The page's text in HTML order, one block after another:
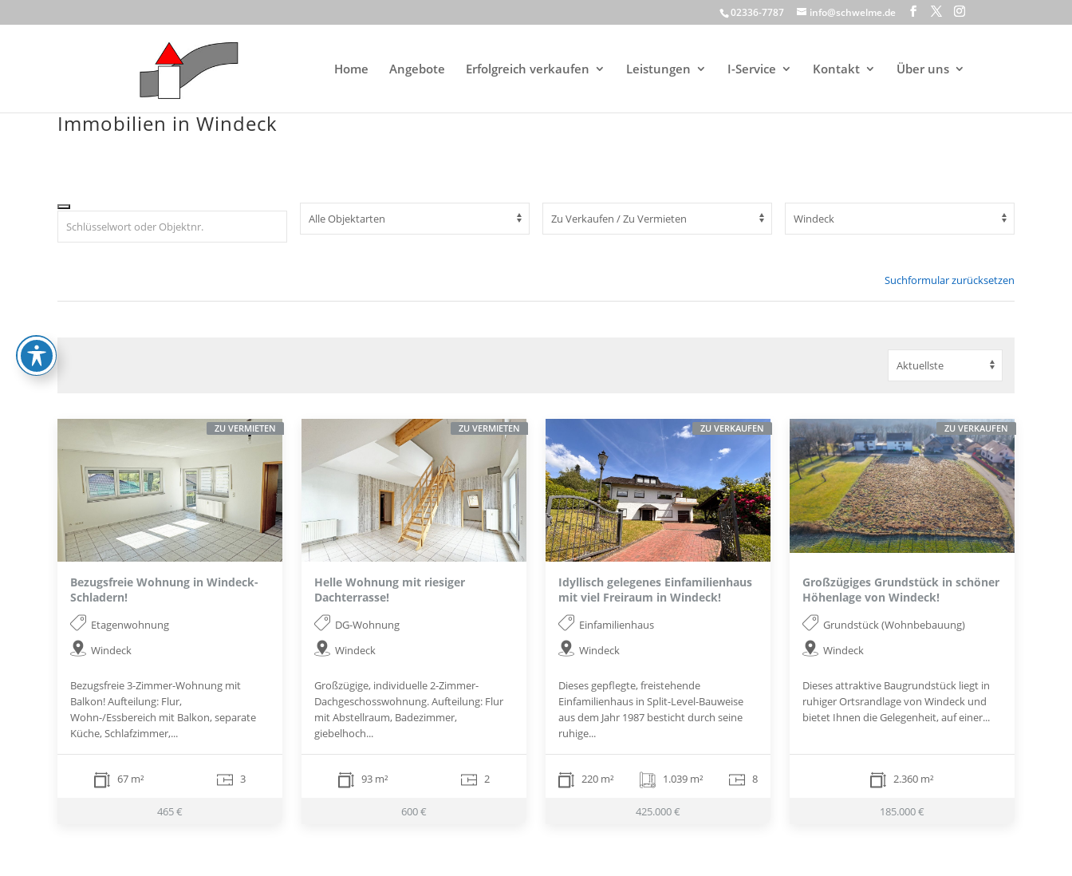
to
02336-7787 info@schwelme.de
Home Angebote Erfolgreich verkaufen Leistungen I-Service Kontakt Über uns
Immobilien in Windeck
Suchformular zurücksetzen
Bezugsfreie Wohnung in Windeck-
Schladern!
Etagenwohnung
Windeck
Bezugsfreie 3-Zimmer-Wohnung mit
Balkon! Aufteilung: Flur,
Wohn-/Essbereich mit Balkon, separate
Küche, Schlafzimmer,...
67 m² 3
465 €
ZU VERMIETEN
Helle Wohnung mit riesiger
Dachterrasse!
DG-Wohnung
Windeck
Großzügige, individuelle 2-Zimmer-
Dachgeschosswohnung. Aufteilung: Flur
mit Abstellraum, Badezimmer,
giebelhoch...
93 m² 2
600 €
ZU VERMIETEN
Idyllisch gelegenes Einfamilienhaus
mit viel Freiraum in Windeck!
Einfamilienhaus
Windeck
Dieses gepflegte, freistehende
Einfamilienhaus in Split-Level-Bauweise
aus dem Jahr 1987 besticht durch seine
ruhige...
220 m² 1.039 m² 8
425.000 €
ZU VERKAUFEN
Großzügiges Grundstück in schöner
Höhenlage von Windeck!
Grundstück (Wohnbebauung)
Windeck
Dieses attraktive Baugrundstück liegt in
ruhiger Ortsrandlage von Windeck und
bietet Ihnen die Gelegenheit, auf einer...
2.360 m²
185.000 €
ZU VERKAUFEN